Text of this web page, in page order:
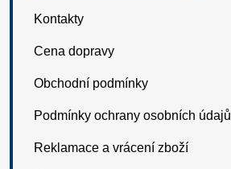
Kontakty
Cena dopravy
Obchodní podmínky
Podmínky ochrany osobních údajů
Reklamace a vrácení zboží